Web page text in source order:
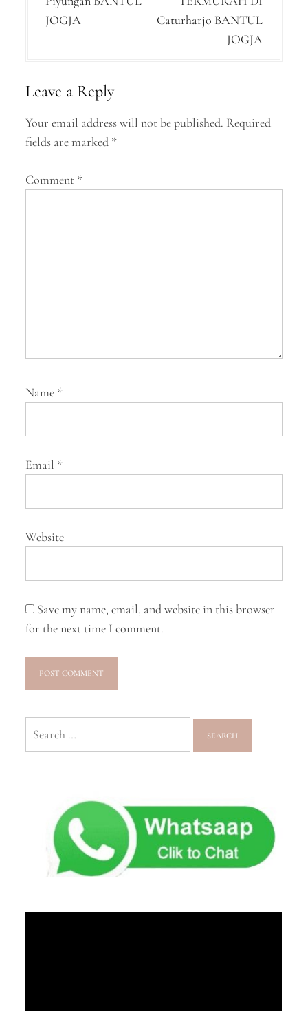
t
v
g
t
JOGJA
Caturharjo BANTUL
JOGJA
Leave a Reply
Your email address will not be published. Required
fields are marked *
Comment *
Name *
Email *
Website
Save my name, email, and website in this browser
for the next time I comment.